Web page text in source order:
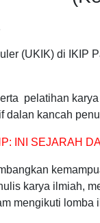
(UKIK) di IKIP
pelatihan
dalan kancah
INI SEJARAH
karya ilmiah,
mengikuti